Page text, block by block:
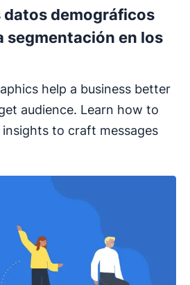
datos demográficos
segmentación en los
help a business better
audience. Learn how to
insights to craft messages